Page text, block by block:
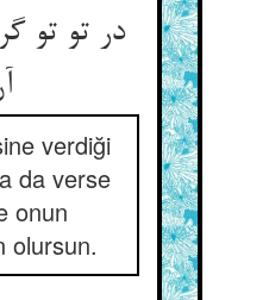
در تو تو
verdiği
da verse
onun
olursun.